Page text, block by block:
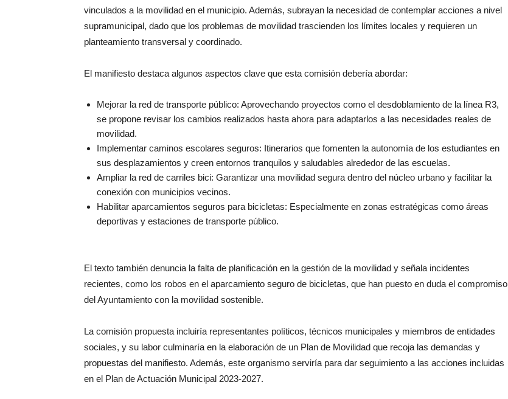
vinculados a la movilidad en el municipio. Además, subrayan la necesidad de contemplar acciones a nivel
supramunicipal, dado que los problemas de movilidad trascienden los límites locales y requieren un
planteamiento transversal y coordinado.
El manifiesto destaca algunos aspectos clave que esta comisión debería abordar:
Mejorar la red de transporte público: Aprovechando proyectos como el desdoblamiento de la línea R3,
se propone revisar los cambios realizados hasta ahora para adaptarlos a las necesidades reales de
movilidad.
Implementar caminos escolares seguros: Itinerarios que fomenten la autonomía de los estudiantes en
sus desplazamientos y creen entornos tranquilos y saludables alrededor de las escuelas.
Ampliar la red de carriles bici: Garantizar una movilidad segura dentro del núcleo urbano y facilitar la
conexión con municipios vecinos.
Habilitar aparcamientos seguros para bicicletas: Especialmente en zonas estratégicas como áreas
deportivas y estaciones de transporte público.
El texto también denuncia la falta de planificación en la gestión de la movilidad y señala incidentes
recientes, como los robos en el aparcamiento seguro de bicicletas, que han puesto en duda el compromiso
del Ayuntamiento con la movilidad sostenible.
La comisión propuesta incluiría representantes políticos, técnicos municipales y miembros de entidades
sociales, y su labor culminaría en la elaboración de un Plan de Movilidad que recoja las demandas y
propuestas del manifiesto. Además, este organismo serviría para dar seguimiento a las acciones incluidas
en el Plan de Actuación Municipal 2023-2027.